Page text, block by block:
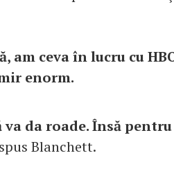
am ceva în lucru cu
enorm.
va da roade. Însă
Blanchett.